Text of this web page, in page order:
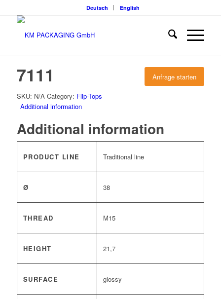
Deutsch English
Anfrage starten
7111
SKU: N/A Category: Flip-Tops
Additional information
Additional information
PRODUCT LINE Traditional line
Ø 38
THREAD M15
HEIGHT 21,7
SURFACE glossy